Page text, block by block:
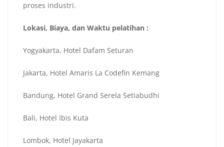
proses industri.
Lokasi, Biaya, dan Waktu pelatihan :
Yogyakarta, Hotel Dafam Seturan
Jakarta, Hotel Amaris La Codefin Kemang
Bandung, Hotel Grand Serela Setiabudhi
Bali, Hotel Ibis Kuta
Lombok, Hotel Jayakarta